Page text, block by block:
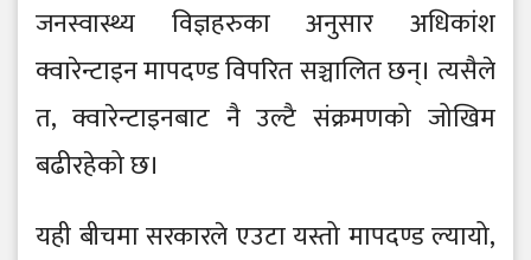
जनस्वास्थ्य विज्ञहरुका अनुसार अधिकांश
क्वारेन्टाइन मापदण्ड विपरित सञ्चालित छन्। त्यसैले
त, क्वारेन्टाइनबाट नै उल्टै संक्रमणको जोखिम
बढीरहेको छ।
यही बीचमा सरकारले एउटा यस्तो मापदण्ड ल्यायो,